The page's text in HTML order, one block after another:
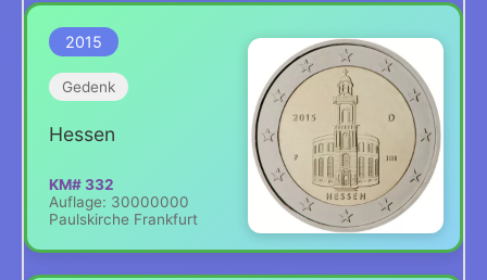
2015
Gedenk
Hessen
KM# 332
Auflage: 30000000
Paulskirche Frankfurt